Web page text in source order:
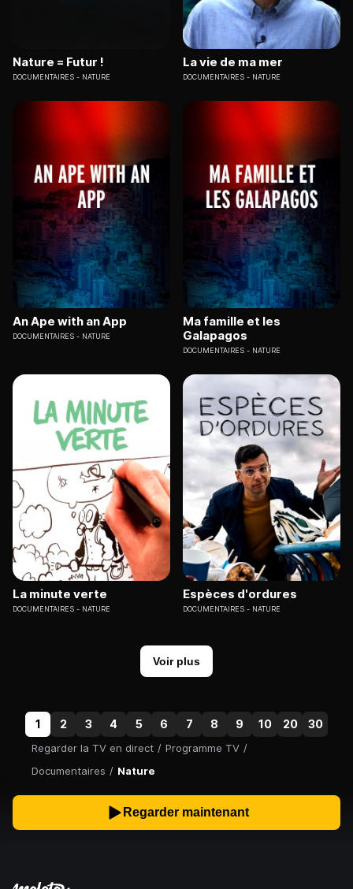
Regarder la TV en direct / Programme TV /
Documentaires / Nature
Nature = Futur !
DOCUMENTAIRES NATURE
La vie de ma mer
DOCUMENTAIRES NATURE
An Ape with an App
DOCUMENTAIRES NATURE
Ma famille et les
Galapagos
DOCUMENTAIRES NATURE
La minute verte
DOCUMENTAIRES NATURE
Espèces d'ordures
DOCUMENTAIRES NATURE
Voir plus
1 2 3 4 5 6 7 8 9 10 20 30
Regarder maintenant